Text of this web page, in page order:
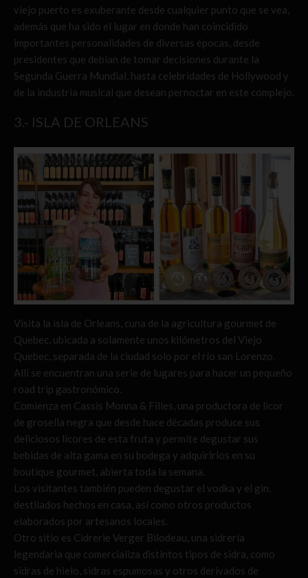
viejo puerto es exuberante desde cualquier punto que se vea,
además que ha sido el lugar en donde han coincidido
importantes personalidades de diversas épocas, desde
presidentes que debían de tomar decisiones durante la
Segunda Guerra Mundial, hasta celebridades de Hollywood y
de la industria musical que desean pernoctar en este complejo.
3.- ISLA DE ORLEANS
Visita la isla de Orleans, cuna de la agricultura gourmet de
Quebec, ubicada a solamente unos kilómetros del Viejo
Quebec, separada de la ciudad solo por el río san Lorenzo.
Allí se encuentran una serie de lugares para hacer un pequeño
road trip gastronómico.
Comienza en Cassis Monna & Filles, una productora de licor
de grosella negra que desde hace décadas produce sus
deliciosos licores de esta fruta y permite degustar sus
bebidas de alta gama en su bodega y adquirirlos en su
boutique gourmet, abierta toda la semana.
Los visitantes también pueden degustar el vodka y el gin,
destilados hechos en casa, así como otros productos
elaborados por artesanos locales.
Otro sitio es Cidrerie Verger Bilodeau, una sidrería
legendaria que comercializa distintos tipos de sidra, como
sidras de hielo, sidras espumosas y otros derivados de